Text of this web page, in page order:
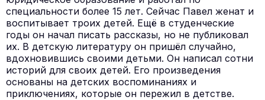
специальности более 15 лет. Сейчас Павел женат и
воспитывает троих детей. Ещё в студенческие
годы он начал писать рассказы, но не публиковал
их. В детскую литературу он пришёл случайно,
вдохновившись своими детьми. Он написал сотни
историй для своих детей. Его произведения
основаны на детских воспоминаниях и
приключениях, которые он пережил в детстве.